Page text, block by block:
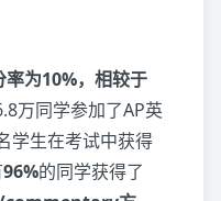
率为10%，相较于
万同学参加了AP英
学生在考试中获得
96%的同学获得了